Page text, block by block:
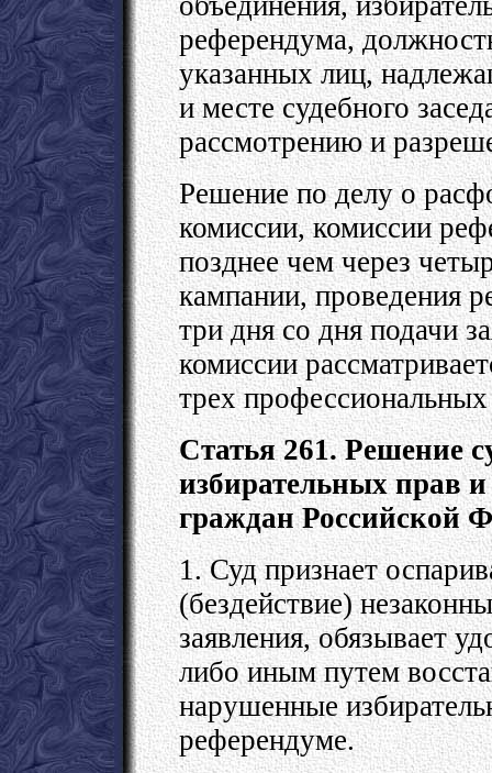
референдума,
указанных лиц,
и месте судебного
рассмотрению и
Решение по делу о
комиссии, комиссии
позднее чем через
кампании, проведения
три дня со дня подачи
комиссии
трех профессиональных
Статья 261. Решение
избирательных прав
граждан Российской
1. Суд признает
(бездействие)
заявления, обязывает
либо иным путем
нарушенные
референдуме.